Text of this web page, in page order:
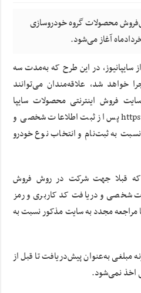
محصولات گروه خودروسازی
سایپانیوز، در این طرح که به‌مدت سه
خردادماه اجرا خواهد شد، علاقه‌مندان می‌توانند
فروش اینترنتی محصولات سایپا
پس از ثبت اطلاعات شخصی و
به ثبت‌نام و انتخاب نوع خودرو
که قبلا جهت شرکت در روش فروش
شخصی و دریافت کد کاربری و رمز
مراجعه مجدد به سایت مذکور نسبت به
به‌عنوان پیش‌دریافت تا قبل از
اخذ نمی‌شود.